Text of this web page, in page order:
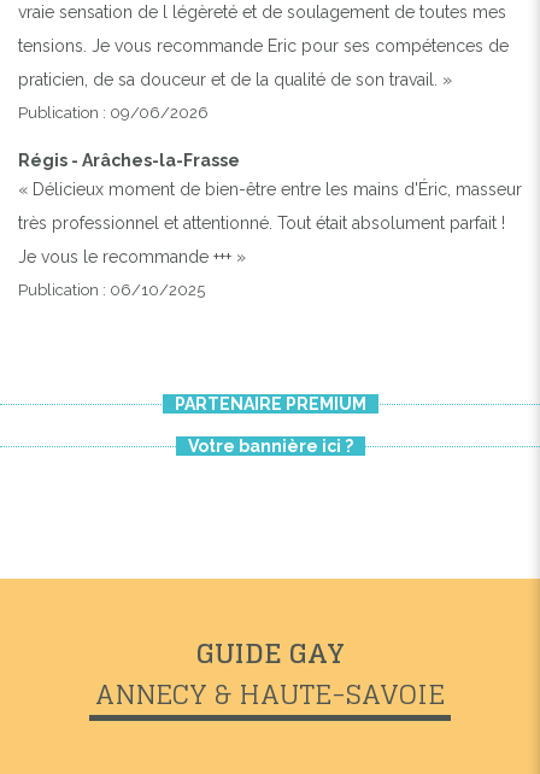
vraie sensation de l légèreté et de soulagement de toutes mes
tensions. Je vous recommande Eric pour ses compétences de
praticien, de sa douceur et de la qualité de son travail. »
Publication : 09/06/2026
Régis - Arâches-la-Frasse
« Délicieux moment de bien-être entre les mains d'Éric, masseur
très professionnel et attentionné. Tout était absolument parfait !
Je vous le recommande +++ »
Publication : 06/10/2025
PARTENAIRE PREMIUM
Votre bannière ici ?
GUIDE GAY
ANNECY & HAUTE-SAVOIE